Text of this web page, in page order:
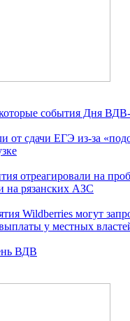
события Дня
от сдачи ЕГЭ из-за
отреагировали на
на рязанских АЗС
Wildberries могут
у местных
ВДВ